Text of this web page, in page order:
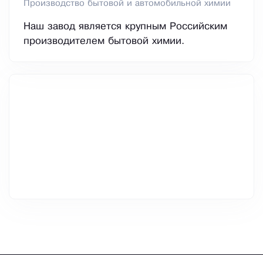
Производство бытовой и автомобильной химии
Наш завод является крупным Российским
производителем бытовой химии.